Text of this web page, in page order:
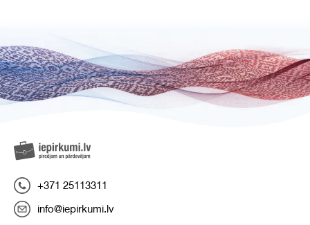
+371 25113311
info@iepirkumi.lv